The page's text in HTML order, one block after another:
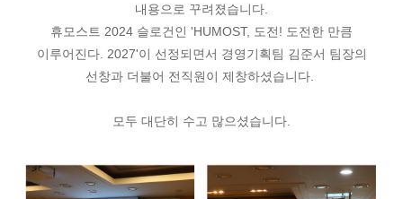
내용으로 꾸려졌습니다.
휴모스트 2024 슬로건인 'HUMOST, 도전! 도전한 만큼
이루어진다. 2027'이 선정되면서 경영기획팀 김준서 팀장의
선창과 더불어 전직원이 제창하셨습니다.
모두 대단히 수고 많으셨습니다.